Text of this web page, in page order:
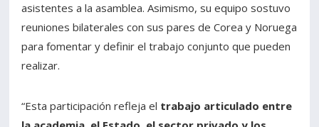
asistentes a la asamblea. Asimismo, su equipo sostuvo
reuniones bilaterales con sus pares de Corea y Noruega
para fomentar y definir el trabajo conjunto que pueden
realizar.
“Esta participación refleja el trabajo articulado entre